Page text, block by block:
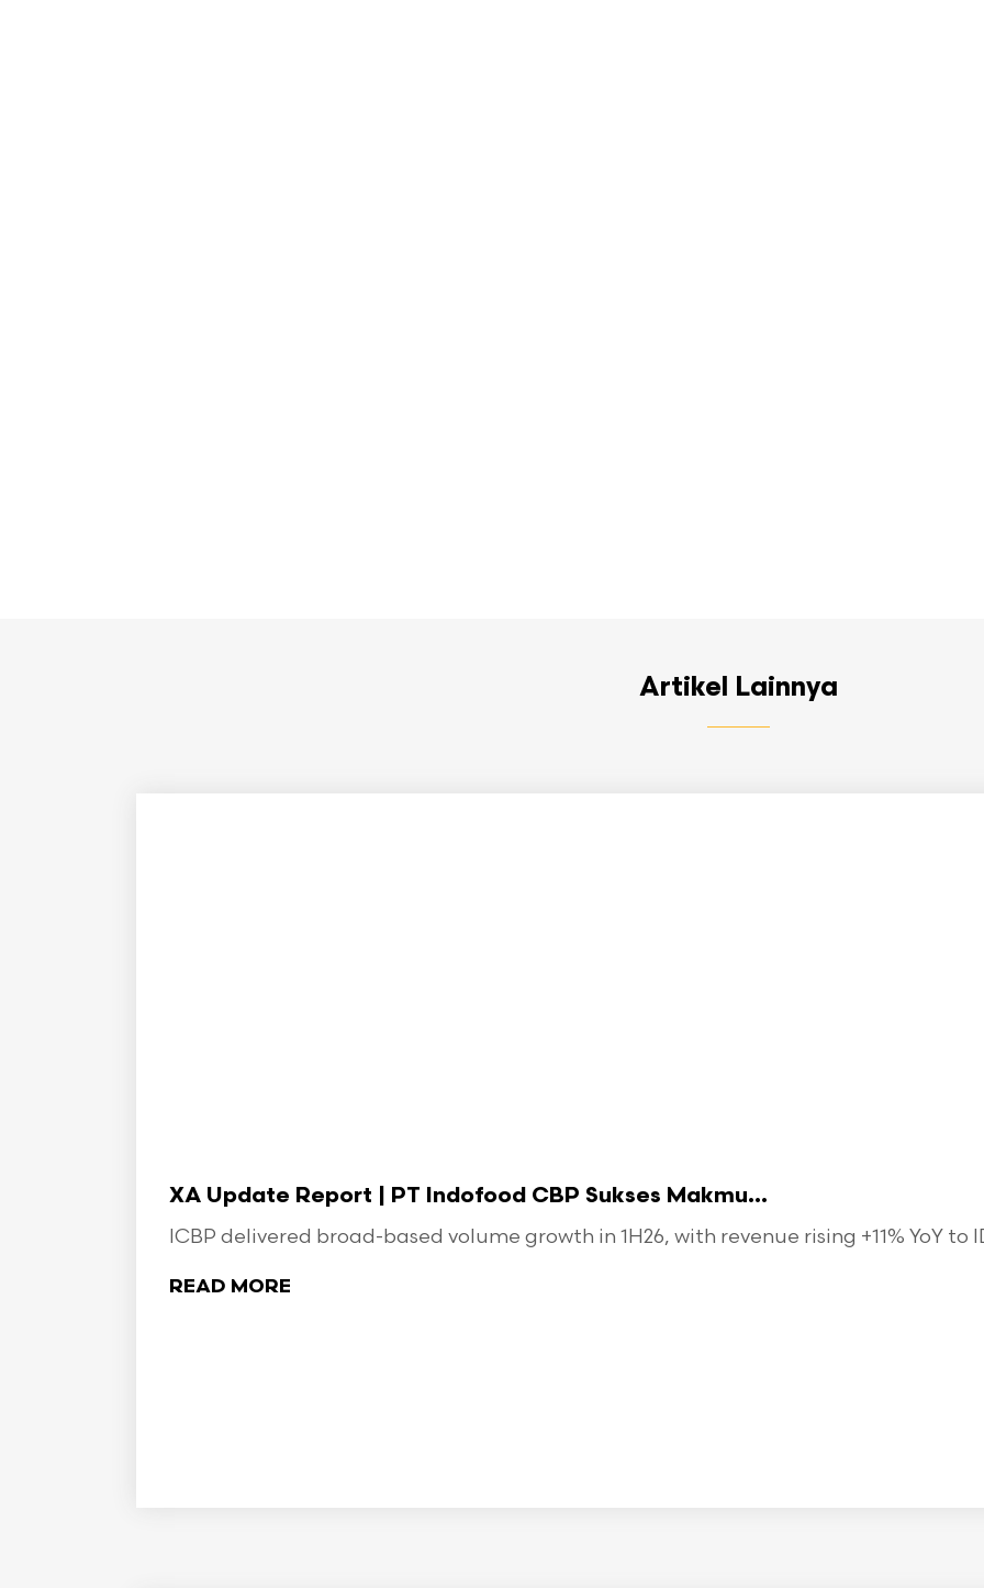
Artikel Lainnya
XA Update Report | PT Indofood CBP Sukses Makmu...
ICBP delivered broad-based volume growth in 1H26, with revenue rising +11% YoY to
READ MORE